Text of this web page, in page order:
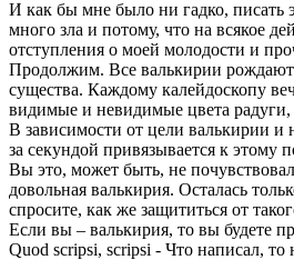
И как бы мне было ни гадко, писать
много зла и потому, что на всякое
отступления о моей молодости и
Продолжим. Все валькирии
существа. Каждому калейдоскопу
видимые и невидимые цвета радуги,
В зависимости от цели валькирии и
за секундой привязывается к
Вы это, может быть, не
довольная валькирия. Осталась
спросите, как же защититься от
Если вы – валькирия, то вы будете
Quod scripsi, scripsi - Что написал, то